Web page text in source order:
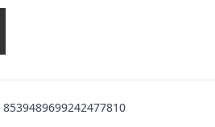
8539489699242477810